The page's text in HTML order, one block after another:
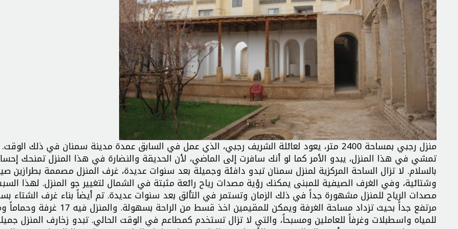
منزل رجبي بمساحة 2400 متر، يعود لعائلة الشريف رجبي، الذي عمل في السابق عمدة مدينة سمنان في ذلك
تمشي في هذا المنزل، يبدو الأمر كما لو أنك سافرت إلى الماضي، لأن الحديقة والنضارة في هذا المنزل تمنحك
بالسلام. لا تزال الساحة المركزية لمنزل سمنان تبدو دافئة وجميلة بعد سنوات عديدة، غرف المنزل مصممة بطرازين
وشتائية، وفي الغرف الصيفية للمبنى يمكنك رؤية مصدات رياح رائعة مثبتة في الشمال لتغيير جو المنزل. لهذا
مصدات الرياح للمنزل مشهورة جداً في ذلك الزمان وتستمر في التألق بعد سنوات عديدة. تم أيضاً بناء غرف الشتاء
مرتفع جداً بحيث تزداد مساحة الغرفة ويمكن للمقيمين اخذ قسط من الراحة بسهولة.
للمياه واسطبلات وغرفاً للعاملين ومسبحاً، والتي لا تزال تستخدم كمطاعم في الوقت الحالي. تبدو زخارف المنزل